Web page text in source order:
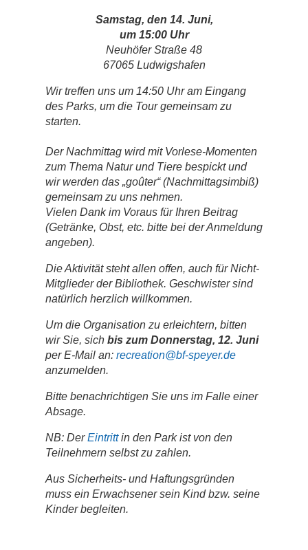
Samstag, den 14. Juni,
um 15:00 Uhr
Neuhöfer Straße 48
67065 Ludwigshafen
Wir treffen uns um 14:50 Uhr am Eingang
des Parks, um die Tour gemeinsam zu
starten.
Der Nachmittag wird mit Vorlese-Momenten
zum Thema Natur und Tiere bespickt und
wir werden das „goûter“ (Nachmittagsimbiß)
gemeinsam zu uns nehmen.
Vielen Dank im Voraus für Ihren Beitrag
(Getränke, Obst, etc. bitte bei der Anmeldung
angeben).
Die Aktivität steht allen offen, auch für Nicht-
Mitglieder der Bibliothek. Geschwister sind
natürlich herzlich willkommen.
Um die Organisation zu erleichtern, bitten
wir Sie, sich bis zum Donnerstag, 12. Juni
per E-Mail an: recreation@bf-speyer.de
anzumelden.
Bitte benachrichtigen Sie uns im Falle einer
Absage.
NB: DerEintrittin den Park ist von den
Teilnehmern selbst zu zahlen.
Aus Sicherheits- und Haftungsgründen
muss ein Erwachsener sein Kind bzw. seine
Kinder begleiten.